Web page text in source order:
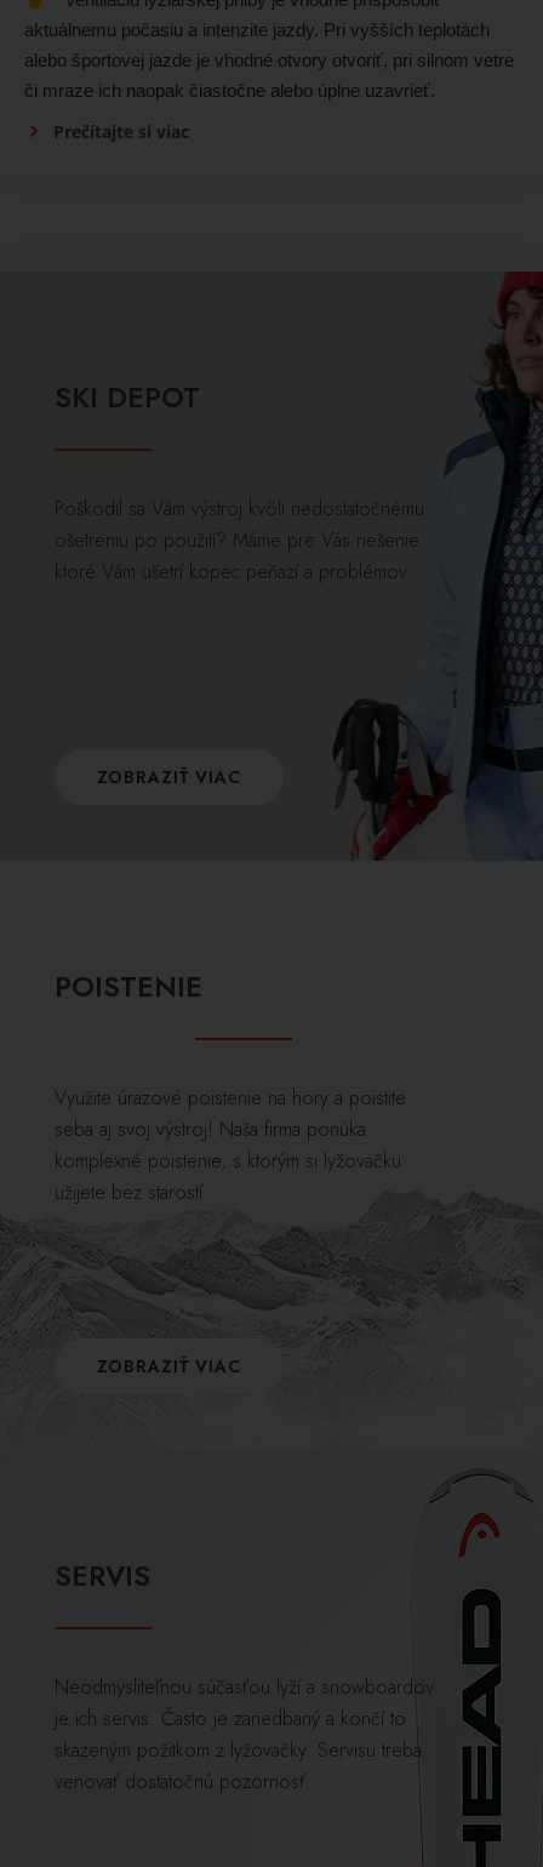
aktuálnemu počasiu a intenzite jazdy. Pri vyšších teplotách
alebo športovej jazde je vhodné otvory otvoriť, pri silnom vetre
či mraze ich naopak čiastočne alebo úplne uzavrieť.
Prečítajte si viac
SKI DEPOT
Poškodil sa Vám výstroj kvôli nedostatočnému
ošetreniu po použití? Máme pre Vás riešenie
ktoré Vám ušetrí kopec peňazí a problémov.
ZOBRAZIŤ VIAC
POISTENIE
Využite úrazové poistenie na hory a poistite
seba aj svoj výstroj! Naša firma ponúka
komplexné poistenie, s ktorým si lyžovačku
užijete bez starostí.
ZOBRAZIŤ VIAC
SERVIS
Neodmysliteľnou súčasťou lyží a snowboardov
je ich servis. Často je zanedbaný a končí to
skazeným požitkom z lyžovačky. Servisu treba
venovať dostatočnú pozornosť.